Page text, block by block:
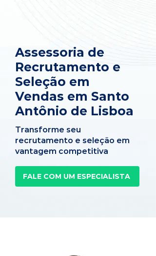
Assessoria de
Recrutamento e
Seleção em
Vendas em Santo
Antônio de Lisboa
Transforme seu
recrutamento e seleção em
vantagem competitiva
FALE COM UM ESPECIALISTA